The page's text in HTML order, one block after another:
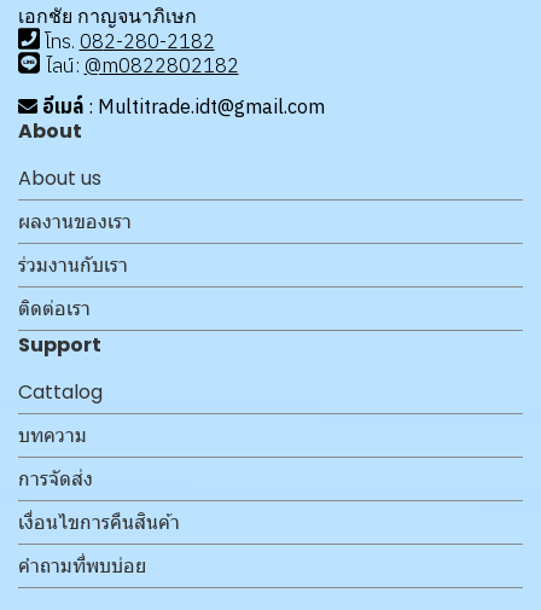
เอกชัย กาญจนาภิเษก
โทร. 082-280-2182
ไลน์: @m0822802182
อีเมล์ : Multitrade.idt@gmail.com
About
About us
ผลงานของเรา
ร่วมงานกับเรา
ติดต่อเรา
Support
Cattalog
บทความ
การจัดส่ง
เงื่อนไขการคืนสินค้า
คำถามที่พบบ่อย